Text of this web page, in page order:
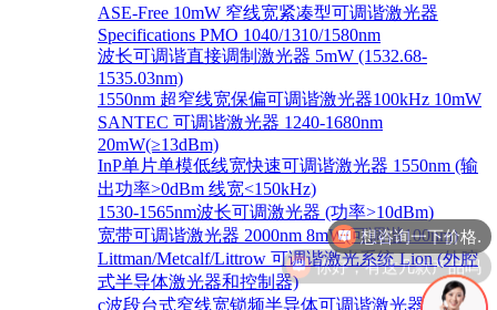
ASE-Free 10mW 窄线宽紧凑型可调谐激光器
Specifications PMO 1040/1310/1580nm
波长可调谐直接调制激光器 5mW (1532.68-
1535.03nm)
1550nm 超窄线宽保偏可调谐激光器100kHz 10mW
SANTEC 可调谐激光器 1240-1680nm
20mW(≥13dBm)
InP单片单模低线宽快速可调谐激光器 1550nm (输
出功率>0dBm 线宽<150kHz)
1530-1565nm波长可调激光器 (功率>10dBm)
宽带可调谐激光器 2000nm 8mW(可调谐100nm)
Littman/Metcalf/Littrow 可调谐激光系统 Lion (外腔
式半导体激光器和控制器)
c波段台式窄线宽锁频半导体可调谐激光器 1528-
你好，有这几款产品吗